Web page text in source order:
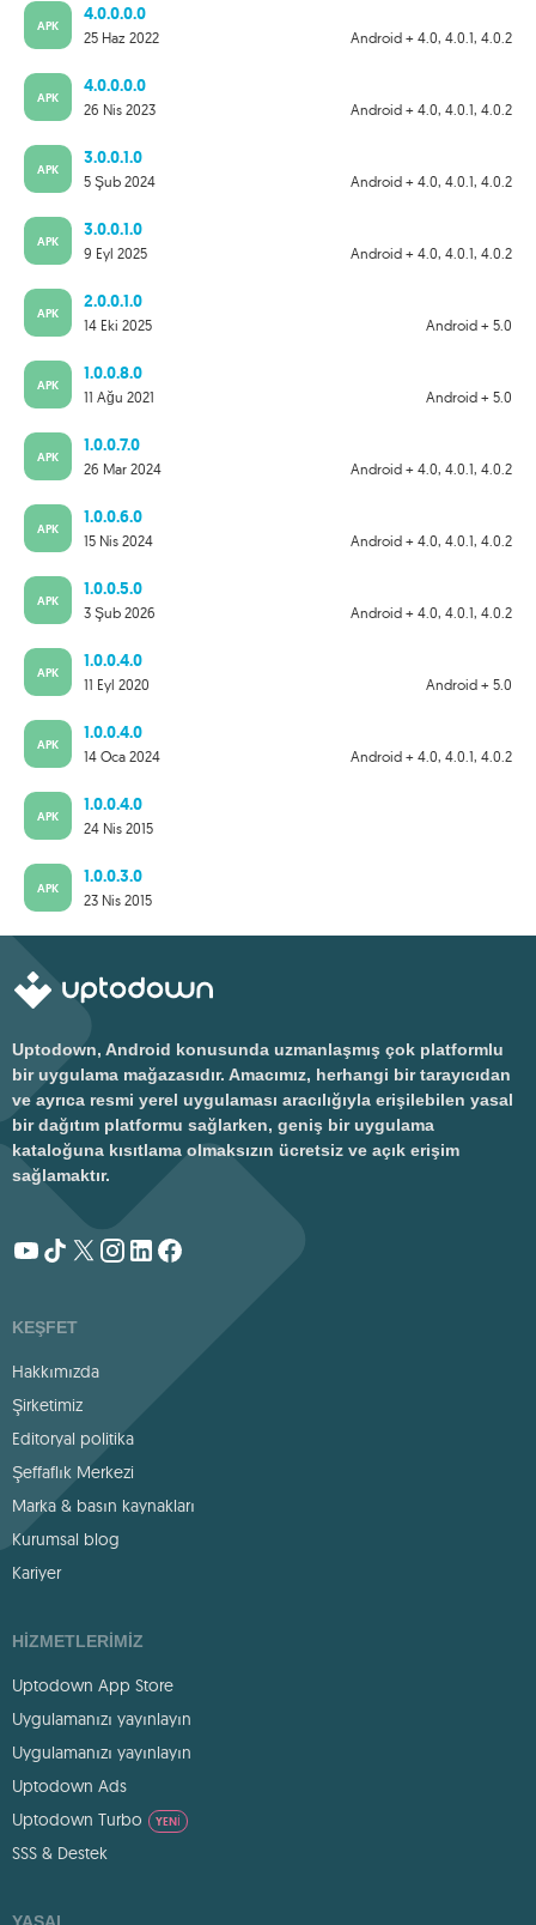
APK
4.0.0.0.0
Android + 4.0, 4.0.1, 4.0.2
25 Haz 2022
APK
4.0.0.0.0
Android + 4.0, 4.0.1, 4.0.2
26 Nis 2023
APK
3.0.0.1.0
Android + 4.0, 4.0.1, 4.0.2
5 Şub 2024
APK
3.0.0.1.0
Android + 4.0, 4.0.1, 4.0.2
9 Eyl 2025
APK
2.0.0.1.0
Android + 5.0
14 Eki 2025
APK
1.0.0.8.0
Android + 5.0
11 Ağu 2021
APK
1.0.0.7.0
Android + 4.0, 4.0.1, 4.0.2
26 Mar 2024
APK
1.0.0.6.0
Android + 4.0, 4.0.1, 4.0.2
15 Nis 2024
APK
1.0.0.5.0
Android + 4.0, 4.0.1, 4.0.2
3 Şub 2026
APK
1.0.0.4.0
Android + 5.0
11 Eyl 2020
APK
1.0.0.4.0
Android + 4.0, 4.0.1, 4.0.2
14 Oca 2024
APK
1.0.0.4.0
24 Nis 2015
APK
1.0.0.3.0
23 Nis 2015
Uptodown, Android konusunda uzmanlaşmış çok platformlu
bir uygulama mağazasıdır. Amacımız, herhangi bir tarayıcıdan
ve ayrıca resmi yerel uygulaması aracılığıyla erişilebilen yasal
bir dağıtım platformu sağlarken, geniş bir uygulama
kataloğuna kısıtlama olmaksızın ücretsiz ve açık erişim
sağlamaktır.
KEŞFET
Hakkımızda
Şirketimiz
Editoryal politika
Şeffaflık Merkezi
Marka & basın kaynakları
Kurumsal blog
Kariyer
HIZMETLERIMIZ
Uptodown App Store
Uygulamanızı yayınlayın
Uygulamanızı yayınlayın
Uptodown Ads
Uptodown Turbo
YENI
SSS & Destek